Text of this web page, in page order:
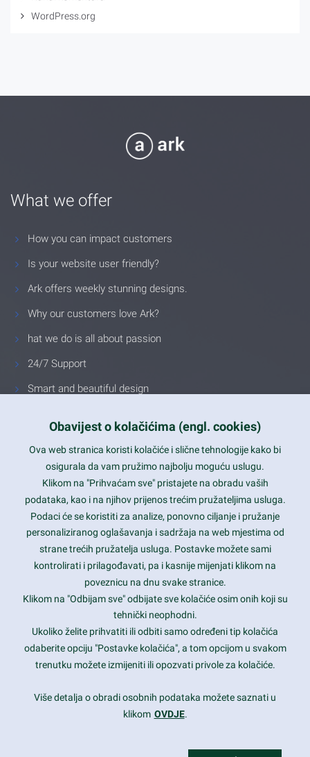
WordPress.org
What we offer
How you can impact customers
Is your website user friendly?
Ark offers weekly stunning designs.
Why our customers love Ark?
hat we do is all about passion
24/7 Support
Smart and beautiful design
Latest trends and much more...
Contact Info
1600 Amphitheatre Parkway, Mountain View, CA 94043
prothemes.net@gmail.com
Daily: 9:00 am - 6:00 pm
Sunday: Closed
Copyright 2017FRESHFACE© All Rights Reserved
Obavijest o kolačićima (engl. cookies)
Ova web stranica koristi kolačiće i slične tehnologije kako bi
osigurala da vam pružimo najbolju moguću uslugu.
Klikom na "Prihvaćam sve" pristajete na obradu vaših
podataka, kao i na njihov prijenos trećim pružateljima usluga.
Podaci će se koristiti za analize, ponovno ciljanje i pružanje
personaliziranog oglašavanja i sadržaja na web mjestima od
strane trećih pružatelja usluga. Postavke možete sami
kontrolirati i prilagođavati, pa i kasnije mijenjati klikom na
poveznicu na dnu svake stranice.
Klikom na "Odbijam sve" odbijate sve kolačiće osim onih koji su
tehnički neophodni.
Ukoliko želite prihvatiti ili odbiti samo određeni tip kolačića
odaberite opciju "Postavke kolačića", a tom opcijom u svakom
trenutku možete izmijeniti ili opozvati privole za kolačiće.
Više detalja o obradi osobnih podataka možete saznati u
klikom OVDJE.